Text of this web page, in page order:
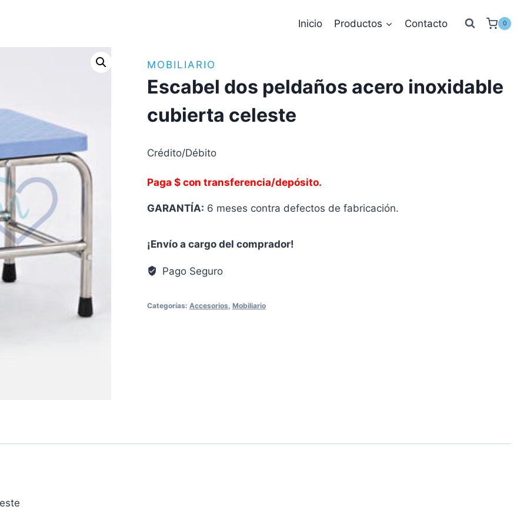
Inicio Productos Contacto 0
MOBILIARIO
Escabel dos peldaños acero inoxidable
cubierta celeste
Crédito/Débito
Paga $ con transferencia/depósito.
GARANTÍA: 6 meses contra defectos de fabricación.
¡Envío a cargo del comprador!
Pago Seguro
Categorías: Accesorios Mobiliario